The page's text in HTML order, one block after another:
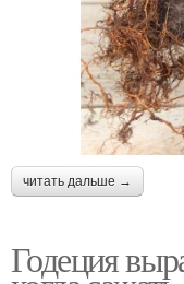
читать дальше →
Годеция